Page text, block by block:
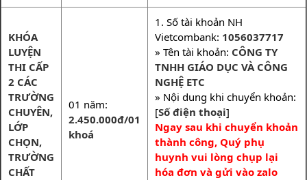
KHÓA
LUYỆN
THI CẤP
2 CÁC
TRƯỜNG
CHUYÊN,
LỚP
CHỌN,
TRƯỜNG
CHẤT
01 năm:
2.450.000đ/01
khoá
1. Số tài khoản NH
Vietcombank: 1056037717
» Tên tài khoản: CÔNG TY
TNHH GIÁO DỤC VÀ CÔNG
NGHỆ ETC
» Nội dung khi chuyển khoản:
[Số điện thoại]
Ngay sau khi chuyển khoản
thành công, Quý phụ
huynh vui lòng chụp lại
hóa đơn và gửi vào zalo